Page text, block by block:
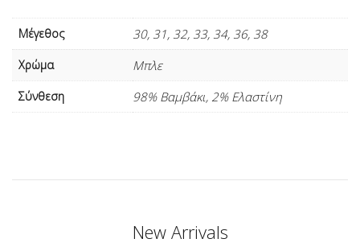
Μέγεθος 30, 31, 32, 33, 34, 36, 38
Xρώμα Μπλε
Σύνθεση 98% Bαμβάκι, 2% Ελαστίνη
New Arrivals